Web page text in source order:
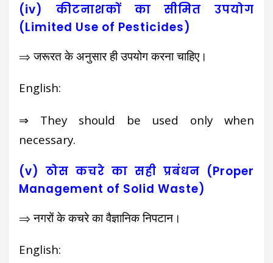
(iv) कीटनाशकों का सीमित उपयोग
(Limited Use of Pesticides)
⇒ जरूरत के अनुसार ही उपयोग करना चाहिए।
English:
⇒ They should be used only when
necessary.
(v) ठोस कचरे का सही प्रबंधन (Proper
Management of Solid Waste)
⇒ नगरों के कचरे का वैज्ञानिक निपटान।
English: